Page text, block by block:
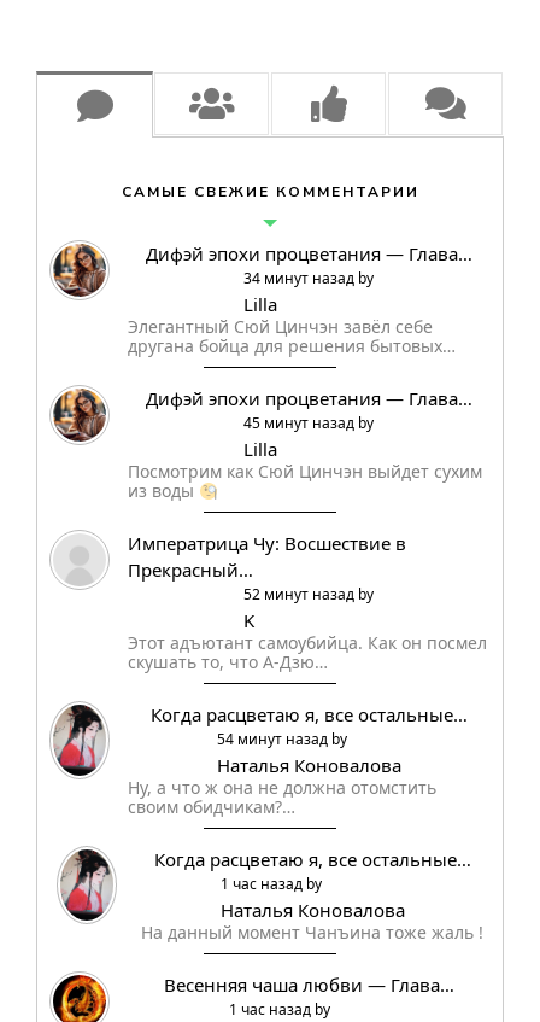
САМЫЕ СВЕЖИЕ КОММЕНТАРИИ
Дифэй эпохи процветания — Глава…
34 минут назад by
Lilla
Элегантный Сюй Цинчэн завёл себе
другана бойца для решения бытовых…
Дифэй эпохи процветания — Глава…
45 минут назад by
Lilla
Посмотрим как Сюй Цинчэн выйдет сухим
из воды
Императрица Чу: Восшествие в
Прекрасный…
52 минут назад by
K
Этот адъютант самоубийца. Как он посмел
скушать то, что А-Дзю…
Когда расцветаю я, все остальные…
54 минут назад by
Наталья Коновалова
Ну, а что ж она не должна отомстить
своим обидчикам?…
Когда расцветаю я, все остальные…
1 час назад by
Наталья Коновалова
На данный момент Чанъина тоже жаль !
Весенняя чаша любви — Глава…
1 час назад by